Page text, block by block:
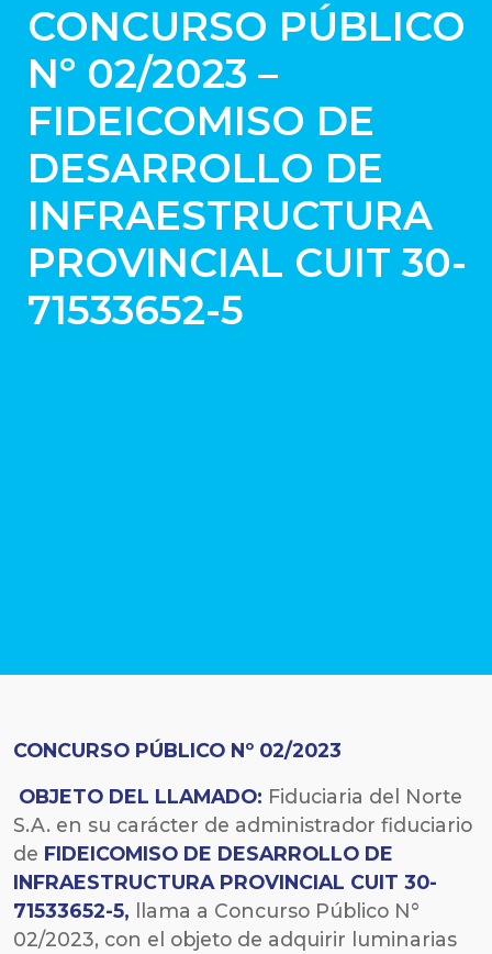
CONCURSO PÚBLICO
Nº 02/2023 –
FIDEICOMISO DE
DESARROLLO DE
INFRAESTRUCTURA
PROVINCIAL CUIT 30-
71533652-5
CONCURSO PÚBLICO Nº 02/2023
OBJETO DEL LLAMADO: Fiduciaria del Norte
S.A. en su carácter de administrador fiduciario
de FIDEICOMISO DE DESARROLLO DE
INFRAESTRUCTURA PROVINCIAL CUIT 30-
71533652-5, llama a Concurso Público N°
02/2023, con el objeto de adquirir luminarias